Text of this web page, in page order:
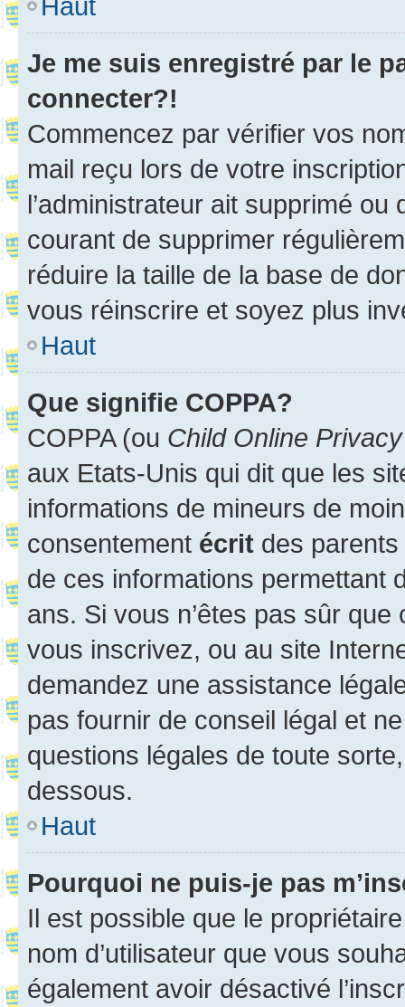
Je me suis enregistré par le
connecter?!
Commencez par vérifier vos
mail reçu lors de votre
l’administrateur ait supprimé
courant de supprimer
réduire la taille de la base de
vous réinscrire et soyez plus
Haut
Que signifie COPPA?
COPPA (ou Child Online
aux Etats-Unis qui dit que les
informations de mineurs de
consentement écrit des parents
de ces informations permettant
ans. Si vous n’êtes pas sûr
vous inscrivez, ou au site
demandez une assistance
pas fournir de conseil légal et
questions légales de toute
dessous.
Haut
Pourquoi ne puis-je pas
Il est possible que le
nom d’utilisateur que vous
également avoir désactivé